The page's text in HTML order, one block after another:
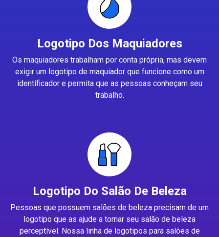
Logotipo Dos Maquiadores
Os maquiadores trabalham por conta própria, mas devem
exigir um logotipo de maquiador que funcione como um
identificador e permita que as pessoas conheçam seu
trabalho.
Logotipo Do Salão De Beleza
Pessoas que possuem salões de beleza precisam de um
logotipo que as ajude a tornar seu salão de beleza
perceptível. Nossa linha de logotipos para salões de